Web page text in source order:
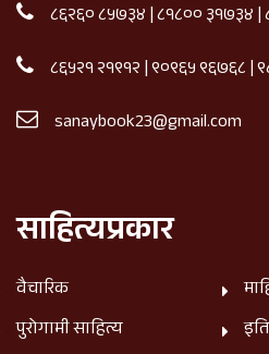
८६२६० ८५७३४|८१८०० ३१७३४|
८६५२१ २१९१२|९०९६५ ९६७६८|
sanaybook23@gmail.com
साहित्यप्रकार
वैचारिक
पुरोगामी साहित्य